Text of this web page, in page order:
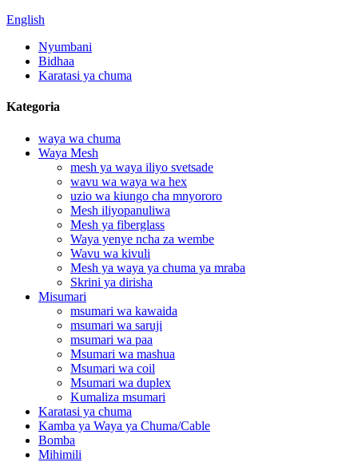
English
Nyumbani
Bidhaa
Karatasi ya chuma
Kategoria
waya wa chuma
Waya Mesh
mesh ya waya iliyo svetsade
wavu wa waya wa hex
uzio wa kiungo cha mnyororo
Mesh iliyopanuliwa
Mesh ya fiberglass
Waya yenye ncha za wembe
Wavu wa kivuli
Mesh ya waya ya chuma ya mraba
Skrini ya dirisha
Misumari
msumari wa kawaida
msumari wa saruji
msumari wa paa
Msumari wa mashua
Msumari wa coil
Msumari wa duplex
Kumaliza msumari
Karatasi ya chuma
Kamba ya Waya ya Chuma/Cable
Bomba
Mihimili